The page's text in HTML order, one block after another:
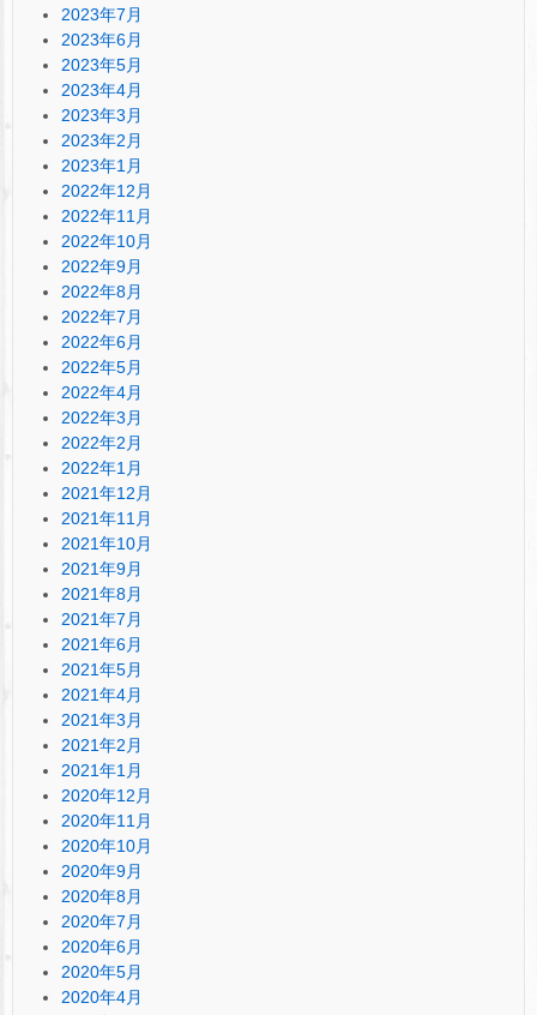
2023年7月
2023年6月
2023年5月
2023年4月
2023年3月
2023年2月
2023年1月
2022年12月
2022年11月
2022年10月
2022年9月
2022年8月
2022年7月
2022年6月
2022年5月
2022年4月
2022年3月
2022年2月
2022年1月
2021年12月
2021年11月
2021年10月
2021年9月
2021年8月
2021年7月
2021年6月
2021年5月
2021年4月
2021年3月
2021年2月
2021年1月
2020年12月
2020年11月
2020年10月
2020年9月
2020年8月
2020年7月
2020年6月
2020年5月
2020年4月